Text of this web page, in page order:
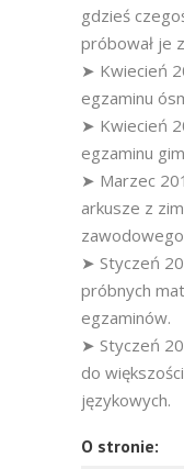
gdzieś
próbował je
➤ Kwiecień
egzaminu
➤ Kwiecień
egzaminu
➤ Marzec
arkusze z
➤ Styczeń
próbnych
egzaminów.
➤ Styczeń
do
językowych.
O stronie: